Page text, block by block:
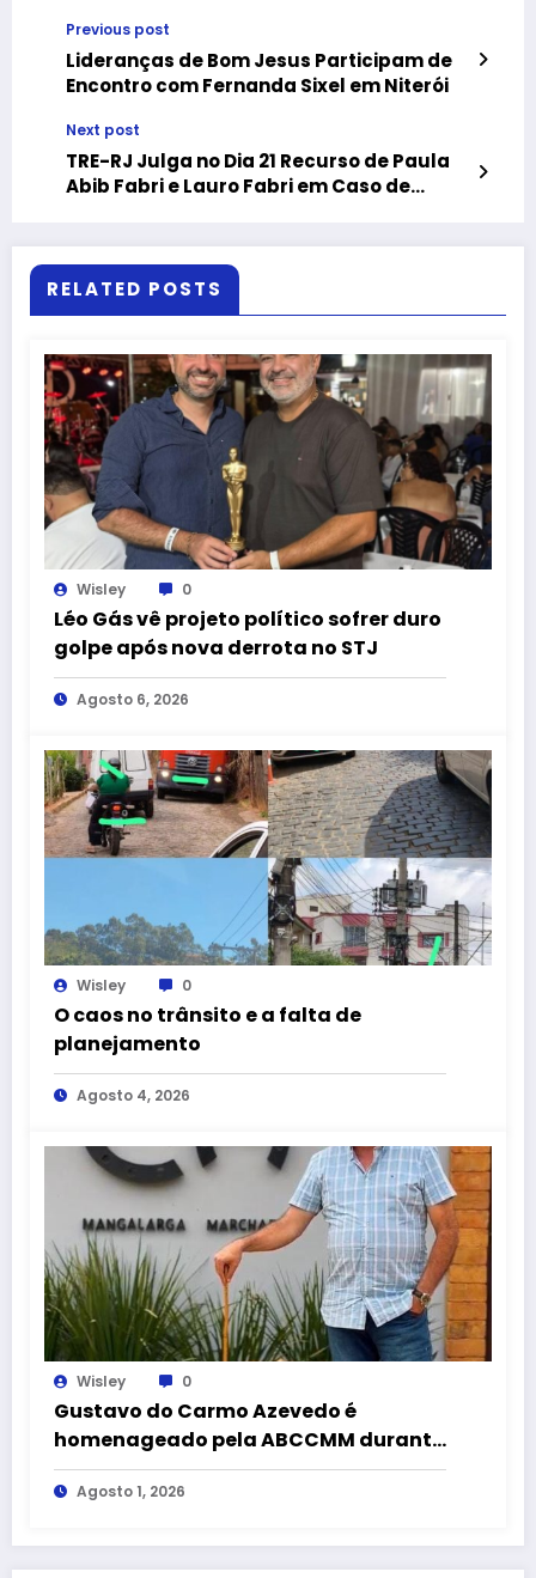
Previous post
Lideranças de Bom Jesus Participam de
Encontro com Fernanda Sixel em Niterói
Next post
TRE-RJ Julga no Dia 21 Recurso de Paula
Abib Fabri e Lauro Fabri em Caso de
RELATED POSTS
Wisley 0
Léo Gás vê projeto político sofrer duro
golpe após nova derrota no STJ
Agosto 6, 2026
Wisley 0
O caos no trânsito e a falta de
planejamento
Agosto 4, 2026
Wisley 0
Gustavo do Carmo Azevedo é
homenageado pela ABCCMM durante
a 43ª Exposição Nacional do
Mangalarga Marchador
Agosto 1, 2026